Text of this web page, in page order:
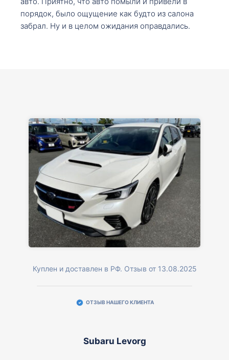
порядок, было ощущение как будто из салона
забрал. Ну и в целом ожидания оправдались.
Куплен и доставлен в РФ. Отзыв от 13.08.2025
ОТЗЫВ НАШЕГО КЛИЕНТА
Subaru Levorg